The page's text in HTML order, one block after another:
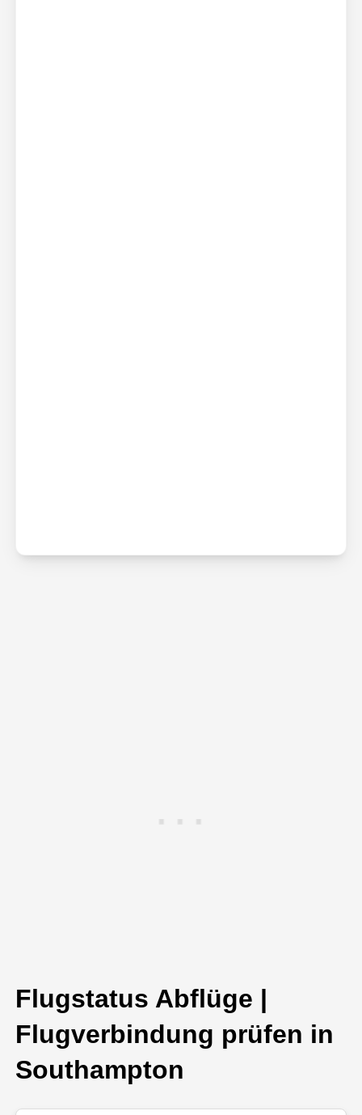
Flugstatus Abflüge |
Flugverbindung prüfen in
Southampton